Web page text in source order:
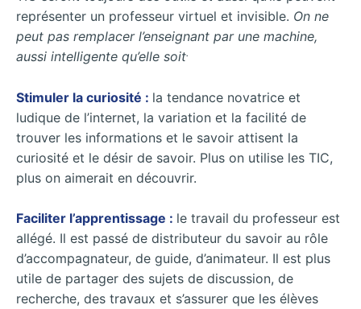
représenter un professeur virtuel et invisible. On ne
peut pas remplacer l’enseignant par une machine,
aussi intelligente qu’elle soit.
Stimuler la curiosité : la tendance novatrice et
ludique de l’internet, la variation et la facilité de
trouver les informations et le savoir attisent la
curiosité et le désir de savoir. Plus on utilise les TIC,
plus on aimerait en découvrir.
Faciliter l’apprentissage : le travail du professeur est
allégé. Il est passé de distributeur du savoir au rôle
d’accompagnateur, de guide, d’animateur. Il est plus
utile de partager des sujets de discussion, de
recherche, des travaux et s’assurer que les élèves